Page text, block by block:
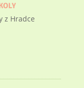
z Hradce